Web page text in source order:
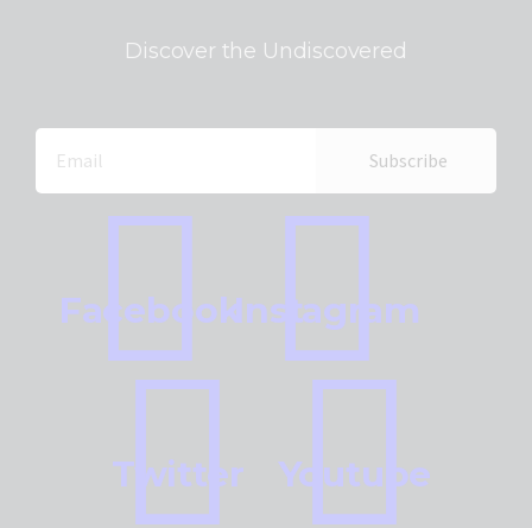
Discover the Undiscovered
FacebookInstagram
Twitter Youtube